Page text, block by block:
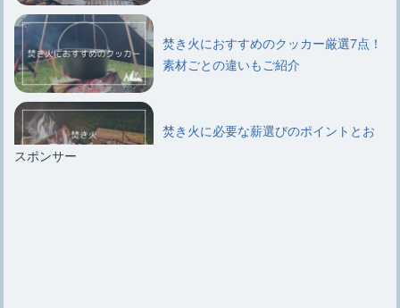
焚き火におすすめのクッカー厳選7点！
素材ごとの違いもご紹介
焚き火に必要な薪選びのポイントとお
スポンサー